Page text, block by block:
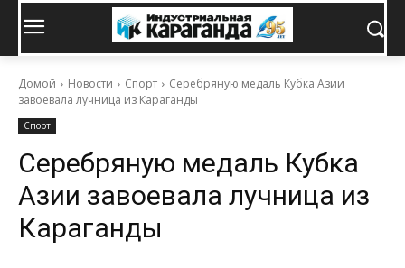
Домой Новости Спорт
Серебряную медаль Кубка Азии
завоевала лучница из Караганды
Спорт
Серебряную медаль Кубка
Азии завоевала лучница из
Караганды